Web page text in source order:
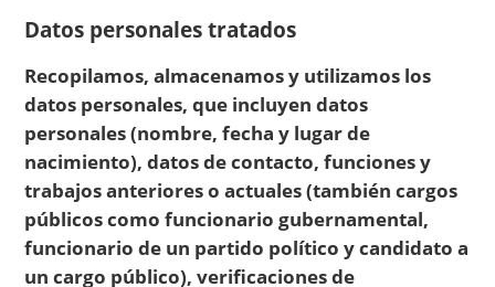
Datos personales tratados
Recopilamos, almacenamos y utilizamos los
datos personales, que incluyen datos
personales (nombre, fecha y lugar de
nacimiento), datos de contacto, funciones y
trabajos anteriores o actuales (también cargos
públicos como funcionario gubernamental,
funcionario de un partido político y candidato a
un cargo público), verificaciones de